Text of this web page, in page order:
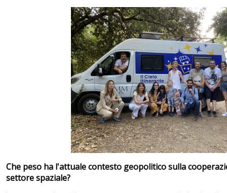
Che peso ha l'attuale contesto geopolitico sulla
settore spaziale?